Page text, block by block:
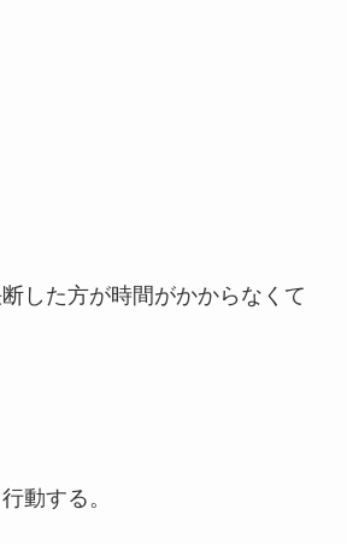
した方が時間がかからなくて
動する。